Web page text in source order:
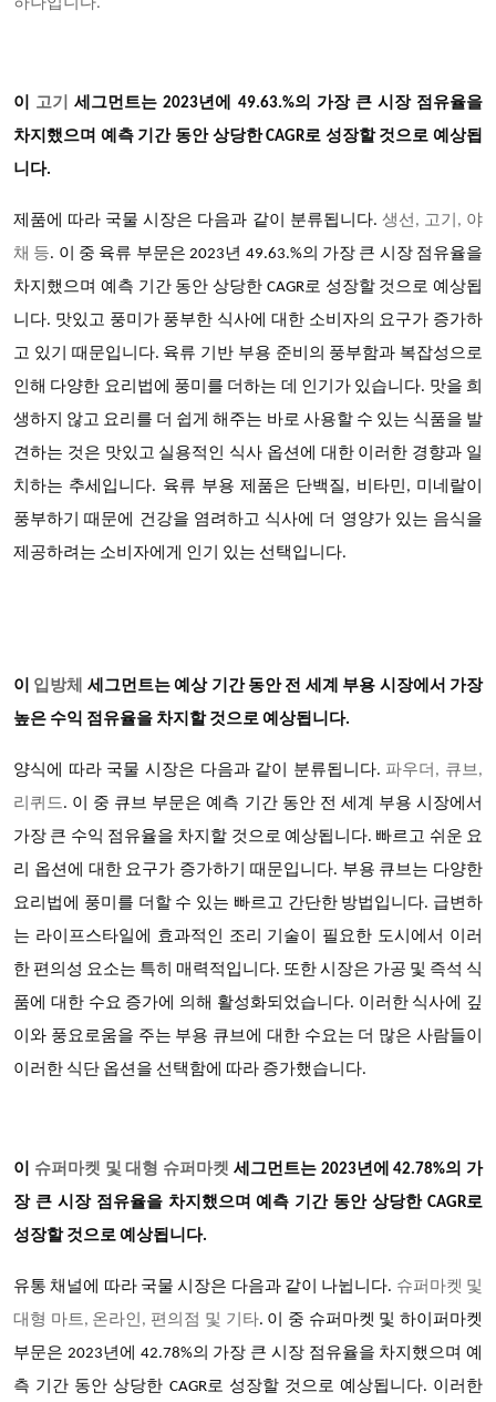
하나입니다.
이 고기세그먼트는 2023년에 49.63.%의 가장 큰 시장 점유율을
차지했으며 예측 기간 동안 상당한 CAGR로 성장할 것으로 예상됩
니다.
제품에 따라 국물시장은 다음과 같이 분류됩니다. 생선 , 고기, 야
채 등. 이 중 육류 부문은 2023년 49.63.%의 가장 큰 시장 점유율을
차지했으며 예측 기간 동안 상당한 CAGR로 성장할 것으로 예상됩
니다. 맛있고 풍미가 풍부한 식사에 대한 소비자의 요구가 증가하
고 있기 때문입니다. 육류 기반 부용 준비의 풍부함과 복잡성으로
인해 다양한 요리법에 풍미를 더하는 데 인기가 있습니다. 맛을 희
생하지 않고 요리를 더 쉽게 해주는 바로 사용할 수 있는 식품을 발
견하는 것은 맛있고 실용적인 식사 옵션에 대한 이러한 경향과 일
치하는 추세입니다. 육류 부용 제품은 단백질, 비타민, 미네랄이
풍부하기 때문에 건강을 염려하고 식사에 더 영양가 있는 음식을
제공하려는 소비자에게 인기 있는 선택입니다.
이 입방체 세그먼트는 예상 기간 동안 전 세계 부용 시장에서 가장
높은 수익 점유율을 차지할 것으로 예상됩니다.
양식에 따라 국물 시장은 다음과 같이 분류됩니다. 파우더 , 큐브,
리퀴드. 이 중 큐브 부문은 예측 기간 동안 전 세계 부용 시장에서
가장 큰 수익 점유율을 차지할 것으로 예상됩니다. 빠르고 쉬운 요
리 옵션에 대한 요구가 증가하기 때문입니다. 부용 큐브는 다양한
요리법에 풍미를 더할 수 있는 빠르고 간단한 방법입니다. 급변하
는 라이프스타일에 효과적인 조리 기술이 필요한 도시에서 이러
한 편의성 요소는 특히 매력적입니다. 또한 시장은 가공 및 즉석 식
품에 대한 수요 증가에 의해 활성화되었습니다. 이러한 식사에 깊
이와 풍요로움을 주는 부용 큐브에 대한 수요는 더 많은 사람들이
이러한 식단 옵션을 선택함에 따라 증가했습니다.
이 슈퍼마켓 및 대형 슈퍼마켓 세그먼트는2023년에 42.78%의 가
장 큰 시장 점유율을 차지했으며 예측 기간 동안 상당한 CAGR로
성장할 것으로 예상됩니다.
유통 채널에 따라 국물시장은 다음과 같이 나뉩니다. 슈퍼마켓 및
대형 마트, 온라인, 편의점 및 기타. 이 중 슈퍼마켓 및 하이퍼마켓
부문은 2023년에 42.78%의 가장 큰 시장 점유율을 차지했으며 예
측 기간 동안 상당한 CAGR로 성장할 것으로 예상됩니다. 이러한